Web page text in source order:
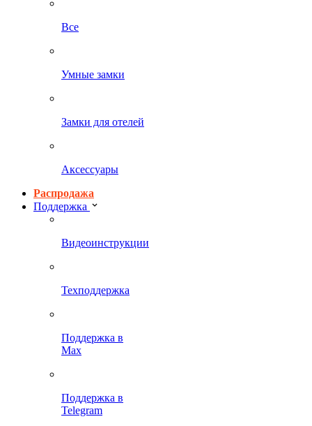
Все
Умные замки
Замки для отелей
Аксессуары
Распродажа
Поддержка
Видеоинструкции
Техподдержка
Поддержка в
Max
Поддержка в
Telegram